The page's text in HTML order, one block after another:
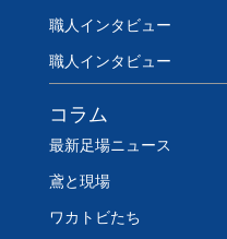
職人インタビュー
職人インタビュー
コラム
最新足場ニュース
鳶と現場
ワカトビたち